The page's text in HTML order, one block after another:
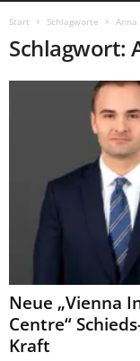
Start Schlagworte Anna
Schlagwort:
Neue „Vienna
Centre“
Kraft